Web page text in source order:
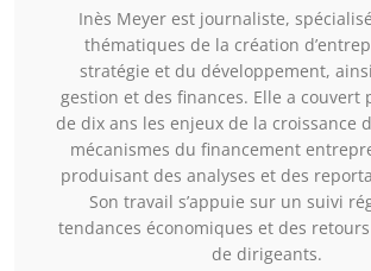
Inès Meyer est journaliste,
thématiques de la création
stratégie et du développement,
gestion et des finances. Elle a couvert
de dix ans les enjeux de la croissance
mécanismes du financement
produisant des analyses et des
Son travail s’appuie sur un suivi
tendances économiques et des retours
de dirigeants.